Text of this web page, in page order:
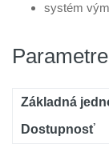
systém
Základná
Dostupnosť